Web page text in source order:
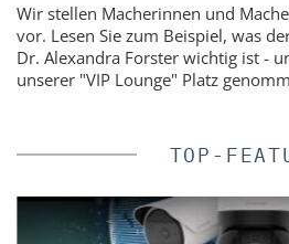
Wir stellen Macherinnen und
vor. Lesen Sie zum Beispiel, was
Dr. Alexandra Forster wichtig ist -
unserer "VIP Lounge" Platz
TOP-